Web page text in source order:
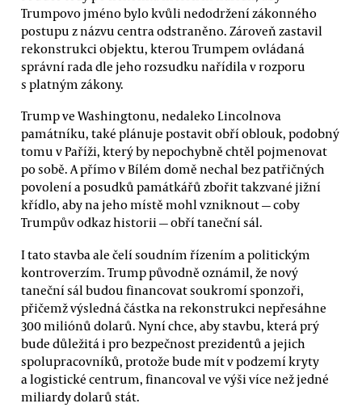
Trumpovo jméno bylo kvůli nedodržení zákonného
postupu z názvu centra odstraněno. Zároveň zastavil
rekonstrukci objektu, kterou Trumpem ovládaná
správní rada dle jeho rozsudku nařídila v rozporu
s platným zákony.
Trump ve Washingtonu, nedaleko Lincolnova
památníku, také plánuje postavit obří oblouk, podobný
tomu v Paříži, který by nepochybně chtěl pojmenovat
po sobě. A přímo v Bílém domě nechal bez patřičných
povolení a posudků památkářů zbořit takzvané jižní
křídlo, aby na jeho místě mohl vzniknout — coby
Trumpův odkaz historii — obří taneční sál.
I tato stavba ale čelí soudním řízením a politickým
kontroverzím. Trump původně oznámil, že nový
taneční sál budou financovat soukromí sponzoři,
přičemž výsledná částka na rekonstrukci nepřesáhne
300 miliónů dolarů. Nyní chce, aby stavbu, která prý
bude důležitá i pro bezpečnost prezidentů a jejich
spolupracovníků, protože bude mít v podzemí kryty
a logistické centrum, financoval ve výši více než jedné
miliardy dolarů stát.